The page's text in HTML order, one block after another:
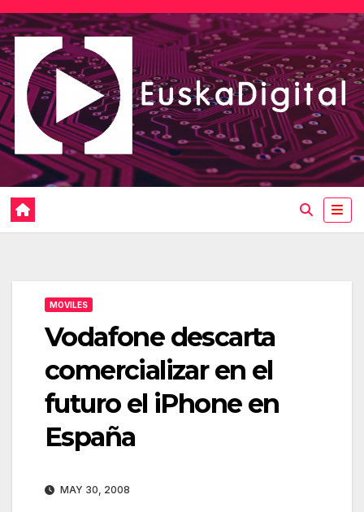
Saltar
al
contenido
MOVILES
Vodafone descarta
comercializar en el
futuro el iPhone en
España
MAY 30, 2008